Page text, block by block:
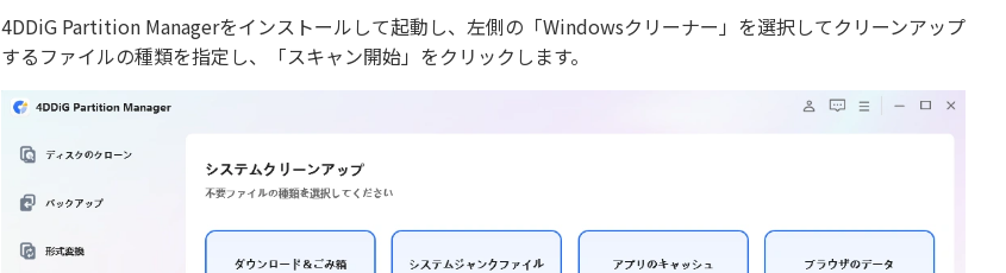
4DDiG Partition Managerをインストールして起動し、左側の「Windowsクリーナー」を選択してクリーンアップ
するファイルの種類を指定し、「スキャン開始」をクリックします。